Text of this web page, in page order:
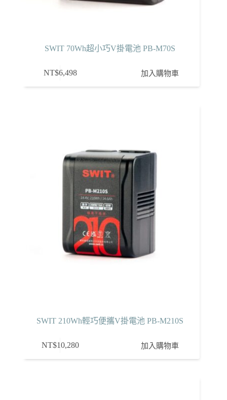
SWIT 70Wh超小巧V掛電池 PB-M70S
NT$6,498 加入購物車
SWIT 210Wh輕巧便攜V掛電池 PB-M210S
NT$10,280 加入購物車